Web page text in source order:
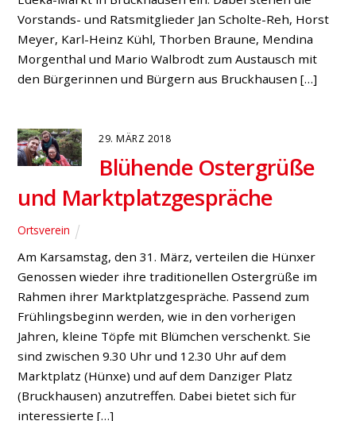
Vorstands- und Ratsmitglieder Jan Scholte-Reh, Horst
Meyer, Karl-Heinz Kühl, Thorben Braune, Mendina
Morgenthal und Mario Walbrodt zum Austausch mit
den Bürgerinnen und Bürgern aus Bruckhausen […]
29. MÄRZ 2018
Blühende Ostergrüße
und Marktplatzgespräche
Ortsverein
Am Karsamstag, den 31. März, verteilen die Hünxer
Genossen wieder ihre traditionellen Ostergrüße im
Rahmen ihrer Marktplatzgespräche. Passend zum
Frühlingsbeginn werden, wie in den vorherigen
Jahren, kleine Töpfe mit Blümchen verschenkt. Sie
sind zwischen 9.30 Uhr und 12.30 Uhr auf dem
Marktplatz (Hünxe) und auf dem Danziger Platz
(Bruckhausen) anzutreffen. Dabei bietet sich für
interessierte […]